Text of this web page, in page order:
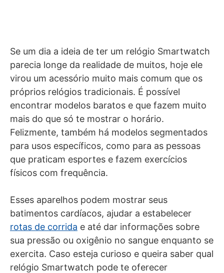
Se um dia a ideia de ter um relógio Smartwatch
parecia longe da realidade de muitos, hoje ele
virou um acessório muito mais comum que os
próprios relógios tradicionais. É possível
encontrar modelos baratos e que fazem muito
mais do que só te mostrar o horário.
Felizmente, também há modelos segmentados
para usos específicos, como para as pessoas
que praticam esportes e fazem exercícios
físicos com frequência.
Esses aparelhos podem mostrar seus
batimentos cardíacos, ajudar a estabelecer
rotas de corrida e até dar informações sobre
sua pressão ou oxigênio no sangue enquanto se
exercita. Caso esteja curioso e queira saber qual
relógio Smartwatch pode te oferecer